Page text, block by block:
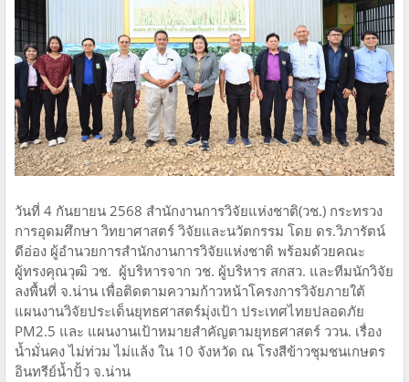
วันที่ 4 กันยายน 2568 สำนักงานการวิจัยแห่งชาติ(วช.) กระทรวง
การอุดมศึกษา วิทยาศาสตร์ วิจัยและนวัตกรรม โดย ดร.วิภารัตน์
ดีอ่อง ผู้อำนวยการสำนักงานการวิจัยแห่งชาติ พร้อมด้วยคณะ
ผู้ทรงคุณวุฒิ วช. ผู้บริหารจาก วช. ผู้บริหาร สกสว. และทีมนักวิจัย
ลงพื้นที่ จ.น่าน เพื่อติดตามความก้าวหน้าโครงการวิจัยภายใต้
แผนงานวิจัยประเด็นยุทธศาสตร์มุ่งเป้า ประเทศไทยปลอดภัย
PM2.5 และ แผนงานเป้าหมายสำคัญตามยุทธศาสตร์ ววน. เรื่อง
น้ำมั่นคง ไม่ท่วม ไม่แล้ง ใน 10 จังหวัด ณ โรงสีข้าวชุมชนเกษตร
อินทรีย์น้ำปั้ว จ.น่าน